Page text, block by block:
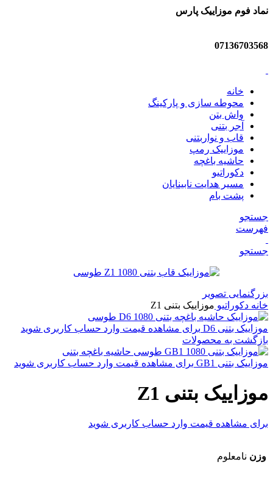
نماد فوم موزاییک پارس
07136703568
خانه
محوطه سازی و پارکینگ
واش بتن
آجر بتنی
قاب و نواربتنی
موزاییک رمپ
حاشیه باغچه
دکوراتیو
مسیر هدایت نابینایان
پشت بام
جستجو
فهرست
جستجو
بزرگنمایی تصویر
خانه دکوراتیو موزاییک بتنی Z1
موزاییک بتنی D6
برای مشاهده قیمت وارد حساب کاربری شوید
بازگشت به محصولات
موزاییک بتنی GB1 برای مشاهده قیمت وارد حساب کاربری شوید
موزاییک بتنی Z1
برای مشاهده قیمت وارد حساب کاربری شوید
وزن نامعلوم